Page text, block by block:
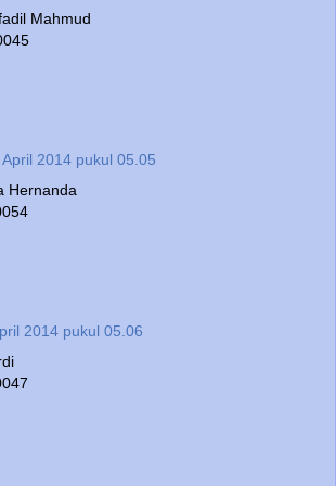
Mahmud
April 2014 pukul 05.05
Hernanda
2014 pukul 05.06